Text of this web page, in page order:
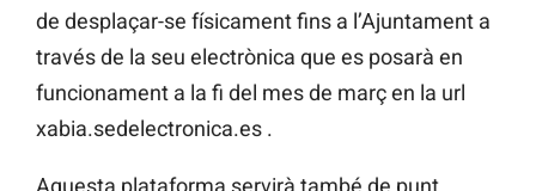
de desplaçar-se físicament fins a l’Ajuntament a
través de la seu electrònica que es posarà en
funcionament a la fi del mes de març en la url
xabia.sedelectronica.es .
Aquesta plataforma servirà també de punt